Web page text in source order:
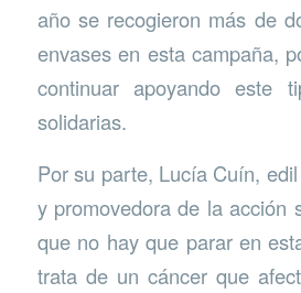
año se recogieron más de
envases en esta campaña,
continuar apoyando este
solidarias.
Por su parte, Lucía Cuín,
y promovedora de la acción
que no hay que parar en
trata de un cáncer que